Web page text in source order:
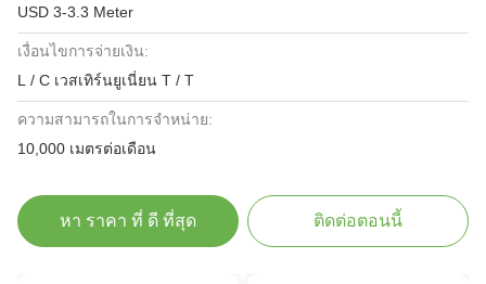
USD 3-3.3 Meter
เงื่อนไขการจ่ายเงิน:
L / C เวสเทิร์นยูเนี่ยน T / T
ความสามารถในการจําหน่าย:
10,000 เมตรต่อเดือน
หา ราคา ที่ ดี ที่สุด ติดต่อตอนนี้